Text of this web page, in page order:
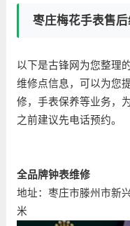
枣庄梅花手表售
以下是古锋网为您整理
维修点信息，可以为您
修，手表保养等业务，
之前建议先电话预约。
全品牌钟表维修
地址：枣庄市滕州市新
米